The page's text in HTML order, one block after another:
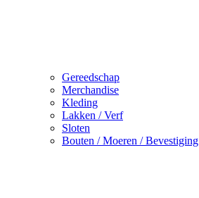
Gereedschap
Merchandise
Kleding
Lakken / Verf
Sloten
Bouten / Moeren / Bevestiging